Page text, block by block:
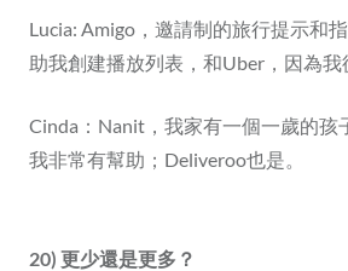
Lucia: Amigo，邀請制的旅行提示和
助我創建播放列表，和Uber，因為我
Cinda：Nanit，我家有一個一歲的孩
我非常有幫助；Deliveroo也是。
20) 更少還是更多？